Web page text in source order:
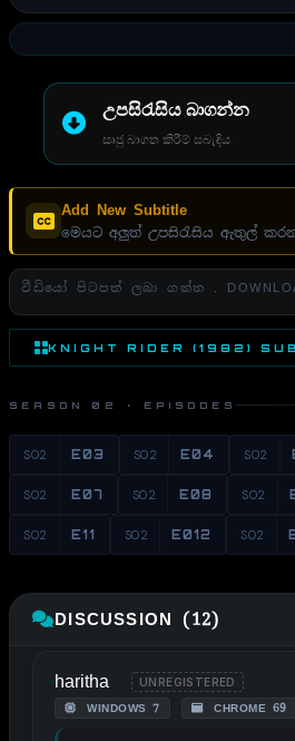
උපසිරැසිය බාගන්න
සෘජු බාගත කිරීම් සබැඳිය
Add New Subtitle
මෙයට අලුත් උපසිරැසිය ඇතුල්
වීඩියෝ පිටපත් ලබා ගන්න .
KNIGHT RIDER (1982)
SEASON 02 · EPISODES
S02 E03 S02 E04 S02
S02 E07 S02 E08 S02
S02 E11 S02 E012 S02
DISCUSSION (12)
haritha UNREGISTERED
WINDOWS 7 CHROME 69